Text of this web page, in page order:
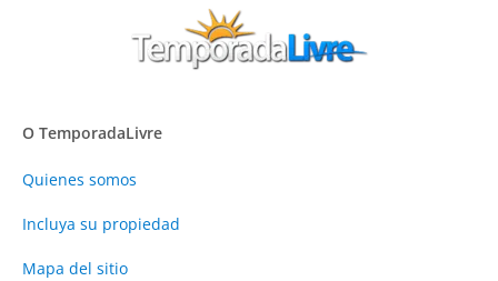
O TemporadaLivre
Quienes somos
Incluya su propiedad
Mapa del sitio